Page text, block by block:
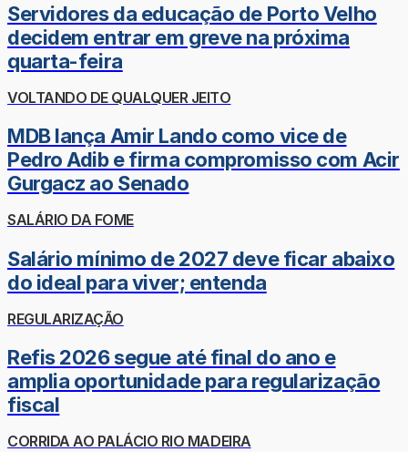
Servidores da educação de Porto Velho
decidem entrar em greve na próxima
quarta-feira
VOLTANDO DE QUALQUER JEITO
MDB lança Amir Lando como vice de
Pedro Adib e firma compromisso com Acir
Gurgacz ao Senado
SALÁRIO DA FOME
Salário mínimo de 2027 deve ficar abaixo
do ideal para viver; entenda
REGULARIZAÇÃO
Refis 2026 segue até final do ano e
amplia oportunidade para regularização
fiscal
CORRIDA AO PALÁCIO RIO MADEIRA